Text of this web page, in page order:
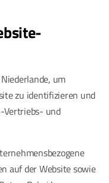
um
zu identifizieren und
Vertriebs- und
auf der Website sowie